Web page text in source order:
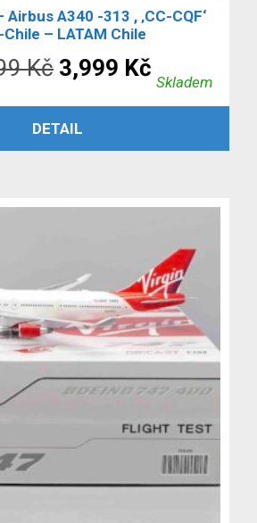
A340 -313 , ‚CC-CQF‘
Chile – LATAM Chile
Kč Původní
cena
byla:
3,999 Kč
cena
Skladem
PŘIDAT DO KOŠÍKU
DETAIL